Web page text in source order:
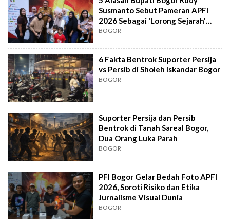
Susmanto Sebut Pameran APFI
2026 Sebagai 'Lorong Sejarah'
Bangsa
BOGOR
6 Fakta Bentrok Suporter Persija
vs Persib di Sholeh Iskandar Bogor
BOGOR
Suporter Persija dan Persib
Bentrok di Tanah Sareal Bogor,
Dua Orang Luka Parah
BOGOR
PFI Bogor Gelar Bedah Foto APFI
2026, Soroti Risiko dan Etika
Jurnalisme Visual Dunia
BOGOR